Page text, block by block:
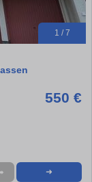
1 / 7
550 €
➜